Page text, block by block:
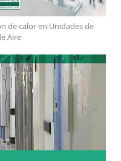
de calor en Unidades de
Aire